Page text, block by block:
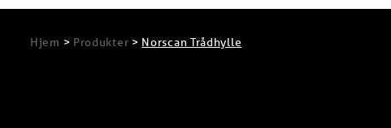
Hjem > Produkter > Norscan Trådhylle